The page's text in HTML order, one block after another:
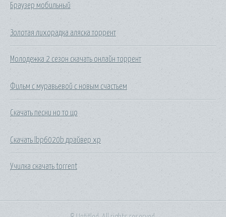
Браузер мобильный
Золотая лихорадка аляска торрент
Молодежка 2 сезон скачать онлайн торрент
Фильм с муравьевой с новым счастьем
Скачать песни но то цо
Скачать lbp6020b драйвер xp
Училка скачать torrent